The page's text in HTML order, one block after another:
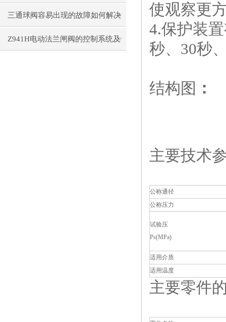
三通球阀容易出现的故障如何解决
Z941H电动法兰闸阀的控制系统及
使观察更
4.保护装
秒、30秒
结构图 ：
主要技术
公称通径
公称压力
试验压
Ps(MPa)
适用介质
适用温度
主要零件